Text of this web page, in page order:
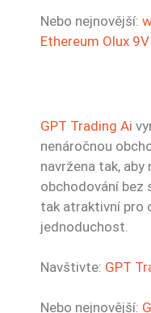
Nebo nejnovější:
Ethereum Olux
GPT Trading Ai
nenáročnou
navržena tak,
obchodování bez
tak atraktivní pro
jednoduchost.
Navštivte: GPT
Nebo nejnovější: